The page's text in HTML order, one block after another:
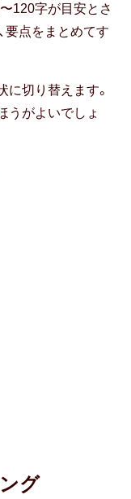
120字が目安とさ
要点をまとめてす
に切り替えます。
うがよいでしょ
グ